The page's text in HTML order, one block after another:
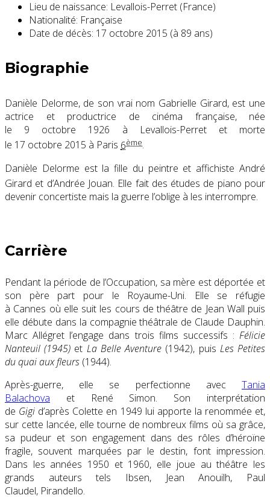
Lieu de naissance: Levallois-Perret (France)
Nationalité: Française
Date de décès: 17 octobre 2015 (à 89 ans)
Biographie
Danièle Delorme, de son vrai nom Gabrielle Girard, est une
actrice et productrice de cinéma française, née
le 9 octobre 1926 à Levallois-Perret et morte
le 17 octobre 2015 à Paris 6ème.
Danièle Delorme est la fille du peintre et affichiste André
Girard et d’Andrée Jouan. Elle fait des études de piano pour
devenir concertiste mais la guerre l’oblige à les interrompre.
Carrière
Pendant la période de l’Occupation, sa mère est déportée et
son père part pour le Royaume-Uni. Elle se réfugie
à Cannes où elle suit les cours de théâtre de Jean Wall puis
elle débute dans la compagnie théâtrale de Claude Dauphin.
Marc Allégret l’engage dans trois films successifs : Félicie
Nanteuil (1945) et La Belle Aventure (1942), puis Les Petites
du quai aux fleurs (1944).
Après-guerre, elle se perfectionne avec Tania
Balachova et René Simon. Son interprétation
de Gigi d’après Colette en 1949 lui apporte la renommée et,
sur cette lancée, elle tourne de nombreux films où sa grâce,
sa pudeur et son engagement dans des rôles d’héroïne
fragile, souvent marquées par le destin, font impression.
Dans les années 1950 et 1960, elle joue au théâtre les
grands auteurs tels Ibsen, Jean Anouilh, Paul
Claudel, Pirandello.